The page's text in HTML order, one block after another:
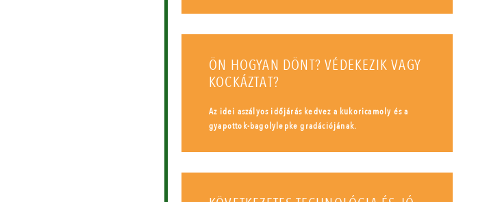
ÖN HOGYAN DÖNT? VÉDEKEZIK VAGY
KOCKÁZTAT?
Az idei aszályos időjárás kedvez a kukoricamoly és a
gyapottok-bagolylepke gradációjának.